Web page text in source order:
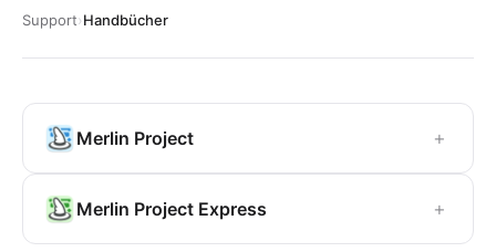
Support›Handbücher
Merlin Project +
Merlin Project Express +